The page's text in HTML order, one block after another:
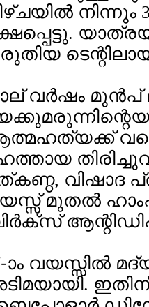
നിന്നും
വര്‍ഷം മുന്‍പ്
വിഷാദ
മുതല്‍
ാം വയസ്സില്‍